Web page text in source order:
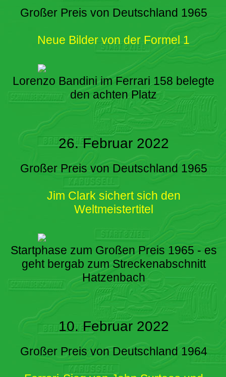
Großer Preis von Deutschland 1965
Neue Bilder von der Formel 1
Lorenzo Bandini im Ferrari 158 belegte
den achten Platz
26. Februar 2022
Großer Preis von Deutschland 1965
Jim Clark sichert sich den
Weltmeistertitel
Startphase zum Großen Preis 1965 - es
geht bergab zum Streckenabschnitt
Hatzenbach
10. Februar 2022
Großer Preis von Deutschland 1964